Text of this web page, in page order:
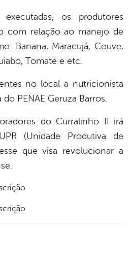
os produtores
com relação ao manejo de
Banana, Maracujá, Couve,
Tomate e etc.
no local a nutricionista
PENAE Geruza Barros.
do Curralinho II irá
(Unidade Produtiva de
que visa revolucionar a